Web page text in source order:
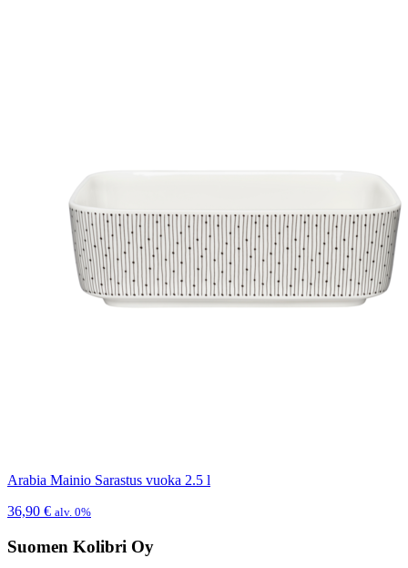
Arabia Mainio Sarastus vuoka 2.5 l
36,90 € alv. 0%
Suomen Kolibri Oy